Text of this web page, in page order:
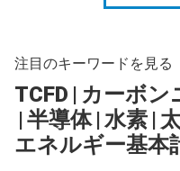
注目のキーワードを見る
TCFD | カーボン
|半導体 |水素 |
エネルギー基本